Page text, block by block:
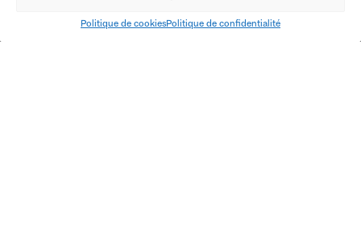
Politique de cookiesPolitique de confidentialité